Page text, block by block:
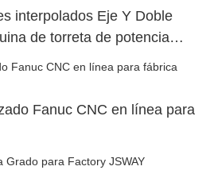
interpolados Eje Y Doble
de torreta de potencia
Fanuc CNC en línea para